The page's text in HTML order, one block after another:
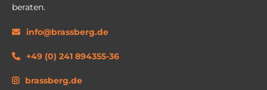
beraten.
info@brassberg.de
+49 (0) 241 894355-36
brassberg.de